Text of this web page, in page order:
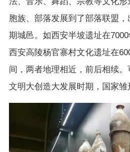
胞族、部落发展到了部落联盟
期城邑。如西安半坡遗址在7000
西安高陵杨官寨村文化遗址在
间，两者地理相近，前后相续
文明大创造大发展时期，国家